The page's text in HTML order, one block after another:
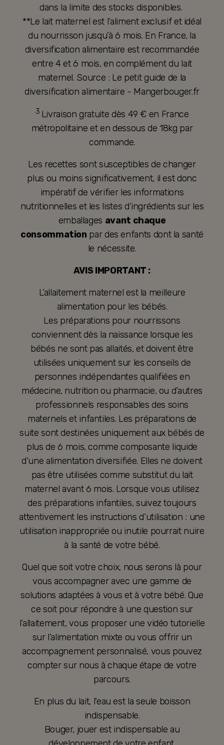
dans la limite des stocks disponibles.
**Le lait maternel est l’aliment exclusif et idéal
du nourrisson jusqu’à 6 mois. En France, la
diversification alimentaire est recommandée
entre 4 et 6 mois, en complément du lait
maternel. Source : Le petit guide de la
diversification alimentaire - Mangerbouger.fr
3 Livraison gratuite dès 49 € en France
métropolitaine et en dessous de 18kg par
commande.
Les recettes sont susceptibles de changer
plus ou moins significativement, il est donc
impératif de vérifier les informations
nutritionnelles et les listes d’ingrédients sur les
emballages avant chaque
consommation par des enfants dont la santé
le nécessite.
AVIS IMPORTANT :
L’allaitement maternel est la meilleure
alimentation pour les bébés.
Les préparations pour nourrissons
conviennent dès la naissance lorsque les
bébés ne sont pas allaités, et doivent être
utilisées uniquement sur les conseils de
personnes indépendantes qualifiées en
médecine, nutrition ou pharmacie, ou d’autres
professionnels responsables des soins
maternels et infantiles. Les préparations de
suite sont destinées uniquement aux bébés de
plus de 6 mois, comme composante liquide
d’une alimentation diversifiée. Elles ne doivent
pas être utilisées comme substitut du lait
maternel avant 6 mois. Lorsque vous utilisez
des préparations infantiles, suivez toujours
attentivement les instructions d’utilisation : une
utilisation inappropriée ou inutile pourrait nuire
à la santé de votre bébé.
Quel que soit votre choix, nous serons là pour
vous accompagner avec une gamme de
solutions adaptées à vous et à votre bébé. Que
ce soit pour répondre à une question sur
l’allaitement, vous proposer une vidéo tutorielle
sur l’alimentation mixte ou vous offrir un
accompagnement personnalisé, vous pouvez
compter sur nous à chaque étape de votre
parcours.
En plus du lait, l'eau est la seule boisson
indispensable.
Bouger, jouer est indispensable au